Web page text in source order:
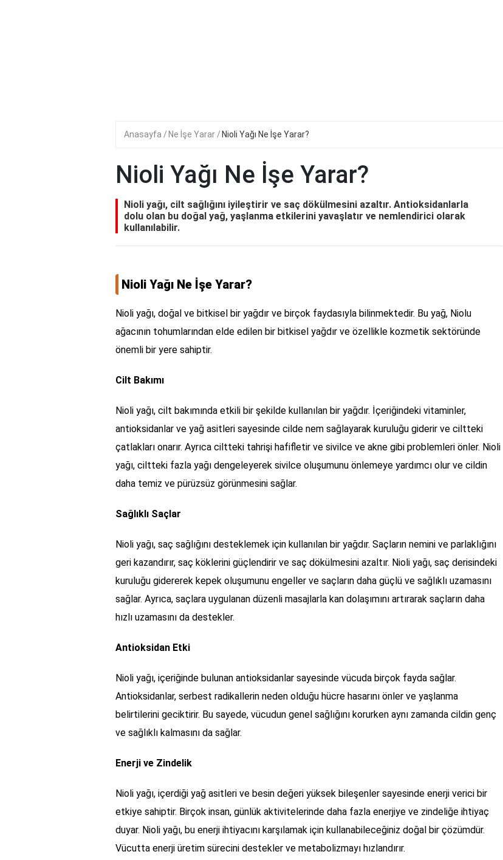
Anasayfa Ne İşe Yarar Nioli Yağı Ne İşe Yarar?
Nioli Yağı Ne İşe Yarar?
Nioli yağı, cilt sağlığını iyileştirir ve saç dökülmesini azaltır. Antioksidanlarla
dolu olan bu doğal yağ, yaşlanma etkilerini yavaşlatır ve nemlendirici olarak
kullanılabilir.
Nioli Yağı Ne İşe Yarar?
Nioli yağı, doğal ve bitkisel bir yağdır ve birçok faydasıyla bilinmektedir. Bu yağ, Niolu
ağacının tohumlarından elde edilen bir bitkisel yağdır ve özellikle kozmetik sektöründe
önemli bir yere sahiptir.
Cilt Bakımı
Nioli yağı, cilt bakımında etkili bir şekilde kullanılan bir yağdır. İçeriğindeki vitaminler,
antioksidanlar ve yağ asitleri sayesinde cilde nem sağlayarak kuruluğu giderir ve ciltteki
çatlakları onarır. Ayrıca ciltteki tahrişi hafifletir ve sivilce ve akne gibi problemleri önler. Nioli
yağı, ciltteki fazla yağı dengeleyerek sivilce oluşumunu önlemeye yardımcı olur ve cildin
daha temiz ve pürüzsüz görünmesini sağlar.
Sağlıklı Saçlar
Nioli yağı, saç sağlığını desteklemek için kullanılan bir yağdır. Saçların nemini ve parlaklığını
geri kazandırır, saç köklerini güçlendirir ve saç dökülmesini azaltır. Nioli yağı, saç derisindeki
kuruluğu gidererek kepek oluşumunu engeller ve saçların daha güçlü ve sağlıklı uzamasını
sağlar. Ayrıca, saçlara uygulanan düzenli masajlarla kan dolaşımını artırarak saçların daha
hızlı uzamasını da destekler.
Antioksidan Etki
Nioli yağı, içeriğinde bulunan antioksidanlar sayesinde vücuda birçok fayda sağlar.
Antioksidanlar, serbest radikallerin neden olduğu hücre hasarını önler ve yaşlanma
belirtilerini geciktirir. Bu sayede, vücudun genel sağlığını korurken aynı zamanda cildin genç
ve sağlıklı kalmasını da sağlar.
Enerji ve Zindelik
Nioli yağı, içerdiği yağ asitleri ve besin değeri yüksek bileşenler sayesinde enerji verici bir
etkiye sahiptir. Birçok insan, günlük aktivitelerinde daha fazla enerjiye ve zindeliğe ihtiyaç
duyar. Nioli yağı, bu enerji ihtiyacını karşılamak için kullanabileceğiniz doğal bir çözümdür.
Vücutta enerji üretim sürecini destekler ve metabolizmayı hızlandırır.